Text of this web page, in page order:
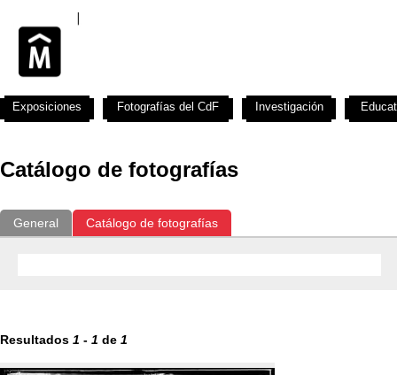
Catálogo de fotografías
General Catálogo de fotografías
Resultados 1 - 1 de 1
Exposiciones Fotografías del CdF Investigación